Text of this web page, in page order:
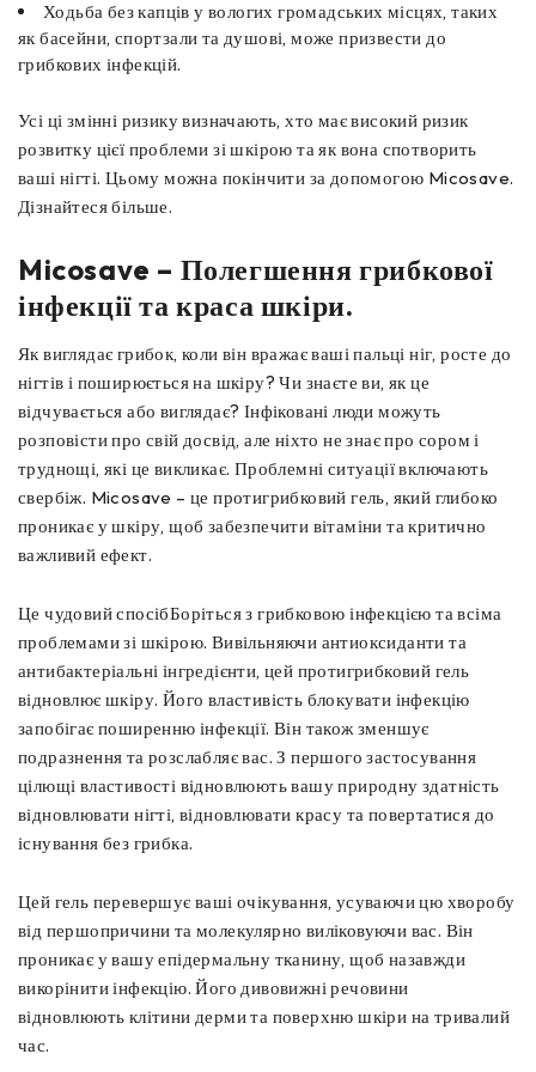
Ходьба без капців у вологих громадських місцях, таких
як басейни, спортзали та душові, може призвести до
грибкових інфекцій.
Усі ці змінні ризику визначають, хто має високий ризик
розвитку цієї проблеми зі шкірою та як вона спотворить
ваші нігті. Цьому можна покінчити за допомогою Micosave.
Дізнайтеся більше.
Micosave – Полегшення грибкової
інфекції та краса шкіри.
Як виглядає грибок, коли він вражає ваші пальці ніг, росте до
нігтів і поширюється на шкіру? Чи знаєте ви, як це
відчувається або виглядає? Інфіковані люди можуть
розповісти про свій досвід, але ніхто не знає про сором і
труднощі, які це викликає. Проблемні ситуації включають
свербіж. Micosave – це протигрибковий гель, який глибоко
проникає у шкіру, щоб забезпечити вітаміни та критично
важливий ефект.
Це чудовий спосібБоріться з грибковою інфекцією та всіма
проблемами зі шкірою. Вивільняючи антиоксиданти та
антибактеріальні інгредієнти, цей протигрибковий гель
відновлює шкіру. Його властивість блокувати інфекцію
запобігає поширенню інфекції. Він також зменшує
подразнення та розслабляє вас. З першого застосування
цілющі властивості відновлюють вашу природну здатність
відновлювати нігті, відновлювати красу та повертатися до
існування без грибка.
Цей гель перевершує ваші очікування, усуваючи цю хворобу
від першопричини та молекулярно виліковуючи вас. Він
проникає у вашу епідермальну тканину, щоб назавжди
викорінити інфекцію. Його дивовижні речовини
відновлюють клітини дерми та поверхню шкіри на тривалий
час.